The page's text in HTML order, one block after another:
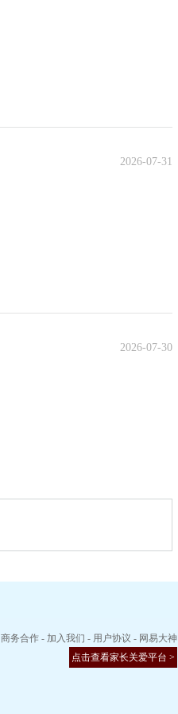
2026-07-31
2026-07-30
商务合作 - 加入我们 - 用户协议 - 网易大神
点击查看家长关爱平台 >